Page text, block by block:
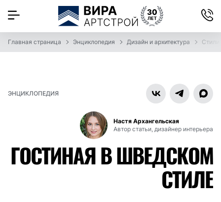
Главная страница Энциклопедия Дизайн и архитектура Стили
ЭНЦИКЛОПЕДИЯ
Настя Архангельская
Автор статьи, дизайнер интерьера
ГОСТИНАЯ В ШВЕДСКОМ
СТИЛЕ